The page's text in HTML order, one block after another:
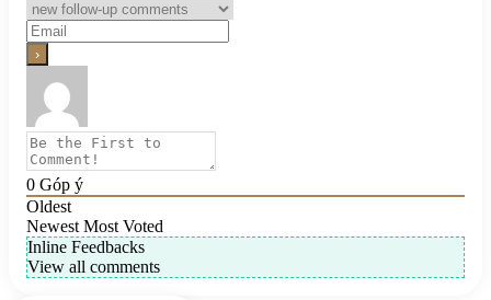
0 Góp ý
Oldest
Newest Most Voted
Inline Feedbacks
View all comments